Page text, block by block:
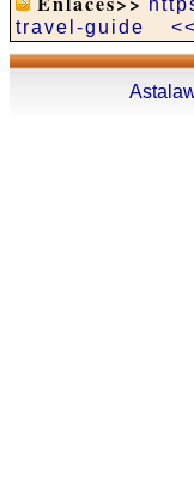
travel-guide